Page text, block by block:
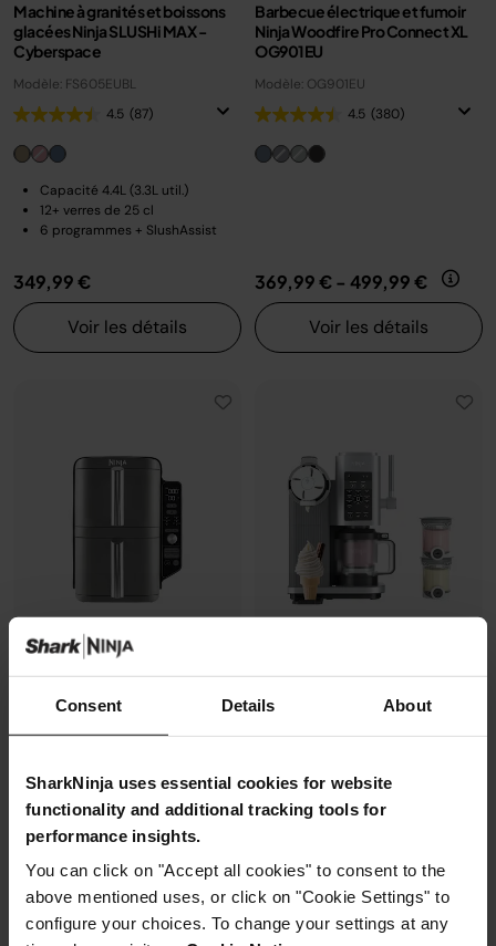
Consent Details About
SharkNinja uses essential cookies for website
functionality and additional tracking tools for
performance insights.
You can click on "Accept all cookies" to consent to the
above mentioned uses, or click on "Cookie Settings" to
configure your choices. To change your settings at any
Machine à granités et boissons
glacées Ninja SLUSHi MAX -
Cyberspace
Modèle: FS605EUBL
4.5 (87)
Capacité 4.4L (3.3L util.)
12+ verres de 25 cl
6 programmes + SlushAssist
349,99 €
Voir les détails
Barbecue électrique et fumoir
Ninja Woodfire Pro Connect XL
OG901EU
Modèle: OG901EU
4.5 (380)
369,99 €- 499,99 €
Voir les détails
Air Fryer Ninja DoubleStack XL,
4.3 (2173)
2 zones de cuisson
Gain de place, 30% moins
large
Machine à glace à l’italienne
Modèle: NC701EU
4.4 (650)